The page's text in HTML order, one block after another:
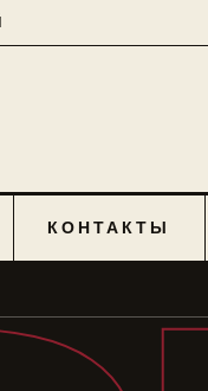
КОНТАКТЫ